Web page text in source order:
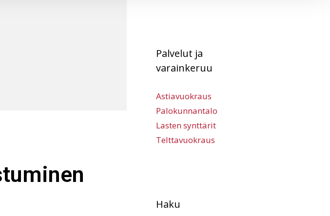
Palvelut ja
varainkeruu
Astiavuokraus
Palokunnantalo
Lasten synttärit
Telttavuokraus
Haku